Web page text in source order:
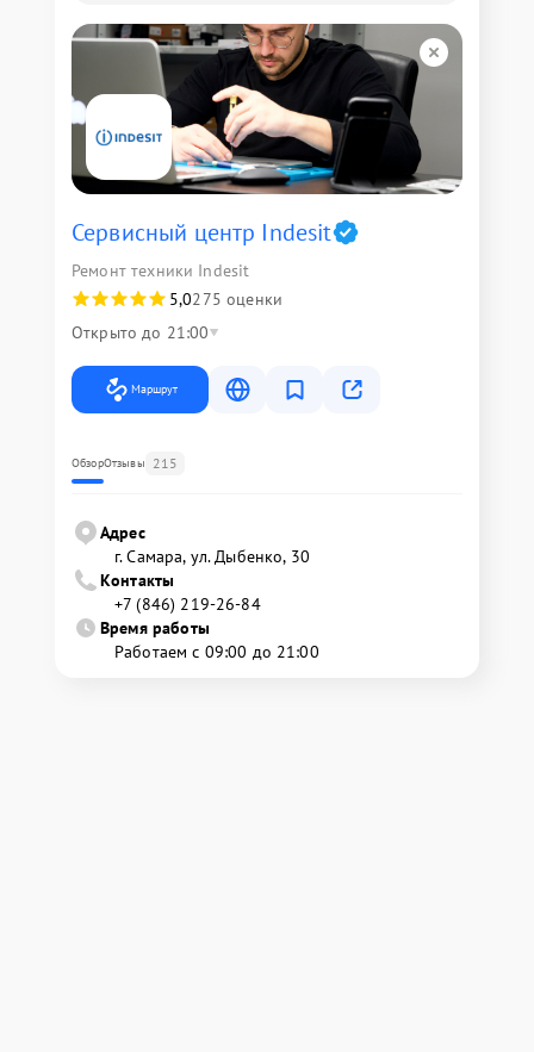
Сервисный центр Indesit
Ремонт техники Indesit
5,0275 оценки
Открыто до 21:00
Маршрут
ОбзорОтзывы 215
Адрес
г. Самара, ул. Дыбенко, 30
Контакты
+7 (846) 219-26-84
Время работы
Работаем с 09:00 до 21:00